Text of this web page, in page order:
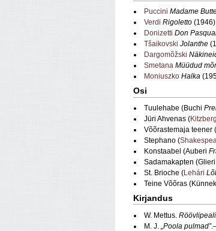
Puccini Madame
Verdi Rigoletto (1946)
Donizetti Don
Tšaikovski Jolanthe
Dargomõžski
Smetana Müüdud
Moniuszko Halka
Osi
Tuulehabe (Buchi
Jüri Ahvenas (
Võõrastemaja teener (
Stephano (
Konstaabel (Auberi
Sadamakapten (Glieri
St. Brioche (Lehári
Teine Võõras
Kirjandus
W. Mettus.
M. J. „Poola pulmad”